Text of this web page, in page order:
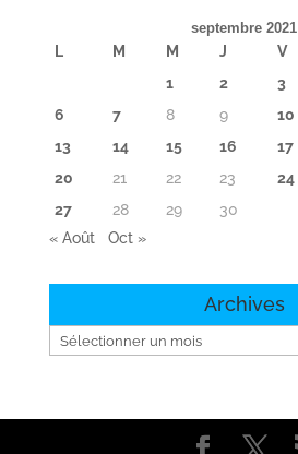
septembre 2021
L M M J V
1
2 3
6
7 8 9 10
13
14 15 16 17
20
21 22 23 24
27
28 29
30
« Août
Oct »
Archives
Archives